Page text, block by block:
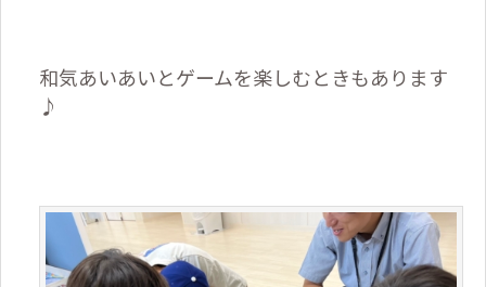
和気あいあいとゲームを楽しむときもあります
♪